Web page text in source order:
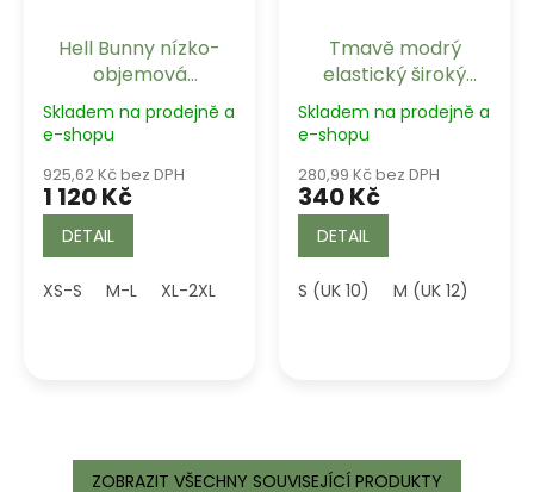
Hell Bunny nízko-
objemová
spodnička
Penelope, bílá
Skladem na prodejně a
e-shopu
925,62 Kč bez DPH
1 120 Kč
DETAIL
XS-S M-L XL-2XL 3XL-4XL
Tmavě modrý
elastický široký
retro pásek s mašlí
Bella Banned Retro
Skladem na prodejně a
e-shopu
280,99 Kč bez DPH
340 Kč
DETAIL
S (UK 10) M (UK 12)
ZOBRAZIT VŠECHNY SOUVISEJÍCÍ PRODUKTY